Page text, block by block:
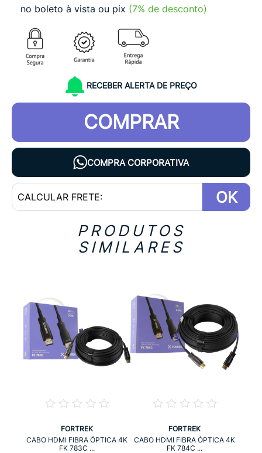
no boleto à vista ou pix (7% de desconto)
RECEBER ALERTA DE PREÇO
COMPRAR
COMPRA CORPORATIVA
OK
PRODUTOS
SIMILARES
FORTREK
CABO HDMI FIBRA ÓPTICA 4K
FK 783C ...
FORTREK
CABO HDMI FIBRA ÓPTICA 4K
FK 784C ...